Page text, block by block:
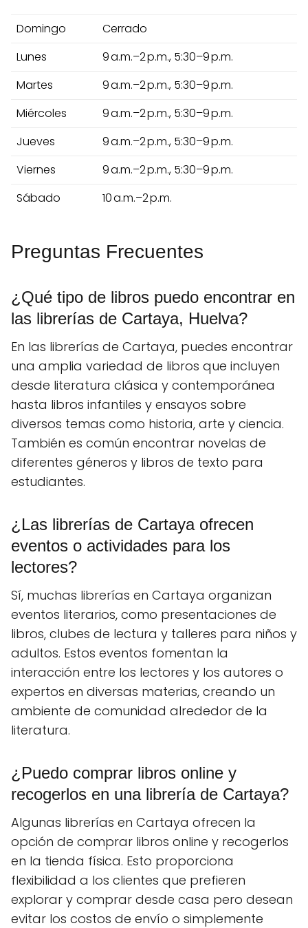
Domingo
Cerrado
Lunes
9 a.m.–2 p.m., 5:30–9 p.m.
Martes
9 a.m.–2 p.m., 5:30–9 p.m.
Miércoles
9 a.m.–2 p.m., 5:30–9 p.m.
Jueves
9 a.m.–2 p.m., 5:30–9 p.m.
Viernes
9 a.m.–2 p.m., 5:30–9 p.m.
Sábado
10 a.m.–2 p.m.
Preguntas Frecuentes
¿Qué tipo de libros puedo encontrar en
las librerías de Cartaya, Huelva?
En las librerías de Cartaya, puedes encontrar
una amplia variedad de libros que incluyen
desde literatura clásica y contemporánea
hasta libros infantiles y ensayos sobre
diversos temas como historia, arte y ciencia.
También es común encontrar novelas de
diferentes géneros y libros de texto para
estudiantes.
¿Las librerías de Cartaya ofrecen
eventos o actividades para los
lectores?
Sí, muchas librerías en Cartaya organizan
eventos literarios, como presentaciones de
libros, clubes de lectura y talleres para niños y
adultos. Estos eventos fomentan la
interacción entre los lectores y los autores o
expertos en diversas materias, creando un
ambiente de comunidad alrededor de la
literatura.
¿Puedo comprar libros online y
recogerlos en una librería de Cartaya?
Algunas librerías en Cartaya ofrecen la
opción de comprar libros online y recogerlos
en la tienda física. Esto proporciona
flexibilidad a los clientes que prefieren
explorar y comprar desde casa pero desean
evitar los costos de envío o simplemente